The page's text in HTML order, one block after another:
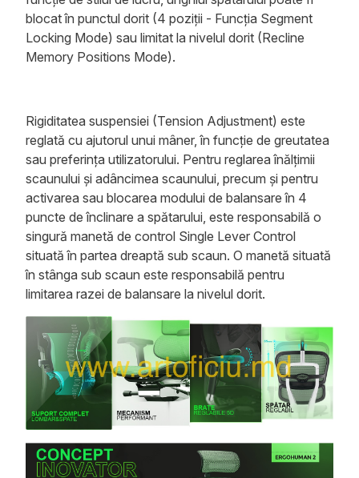
blocat în punctul dorit (4 poziții - Funcția Segment
Locking Mode) sau limitat la nivelul dorit (Recline
Memory Positions Mode).
Rigiditatea suspensiei (Tension Adjustment) este
reglată cu ajutorul unui mâner, în funcție de greutatea
sau preferința utilizatorului. Pentru reglarea înălțimii
scaunului și adâncimea scaunului, precum și pentru
activarea sau blocarea modului de balansare în 4
puncte de înclinare a spătarului, este responsabilă o
singură manetă de control Single Lever Control
situată în partea dreaptă sub scaun. O manetă situată
în stânga sub scaun este responsabilă pentru
limitarea razei de balansare la nivelul dorit.